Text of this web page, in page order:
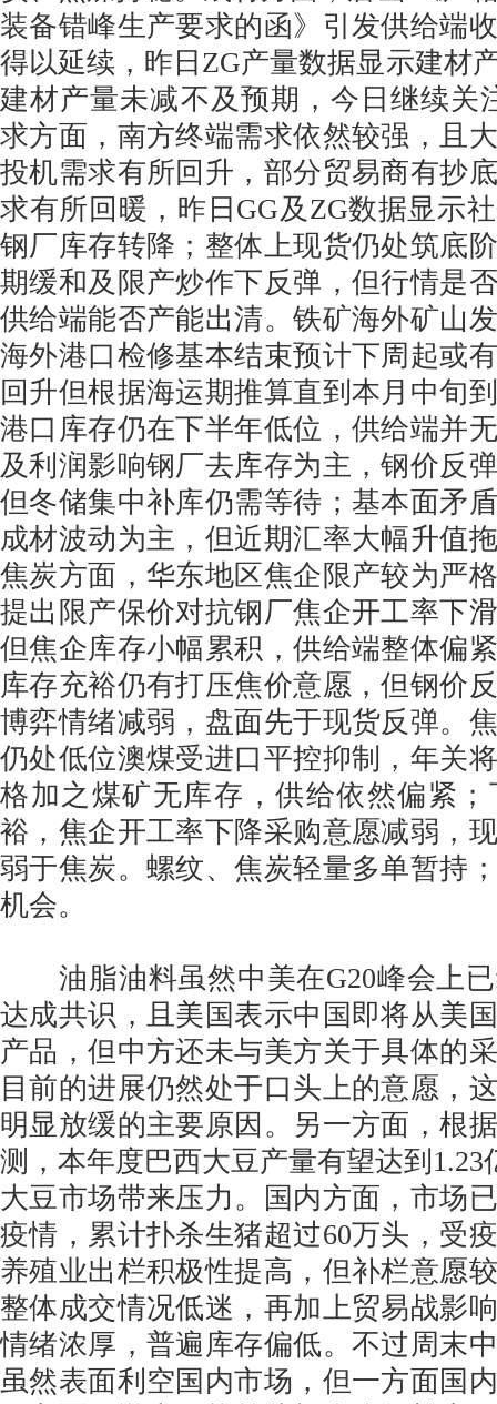
装备错峰生产要求的函》引发供给端
得以延续，昨日ZG产量数据显示建材
建材产量未减不及预期，今日继续关
求方面，南方终端需求依然较强，且
投机需求有所回升，部分贸易商有抄
求有所回暖，昨日GG及ZG数据显示
钢厂库存转降；整体上现货仍处筑底
期缓和及限产炒作下反弹，但行情是
供给端能否产能出清。铁矿海外矿山
海外港口检修基本结束预计下周起或
回升但根据海运期推算直到本月中旬
港口库存仍在下半年低位，供给端并
及利润影响钢厂去库存为主，钢价反
但冬储集中补库仍需等待；基本面矛
成材波动为主，但近期汇率大幅升值
焦炭方面，华东地区焦企限产较为严
提出限产保价对抗钢厂焦企开工率下
但焦企库存小幅累积，供给端整体偏
库存充裕仍有打压焦价意愿，但钢价
博弈情绪减弱，盘面先于现货反弹。
仍处低位澳煤受进口平控抑制，年关
格加之煤矿无库存，供给依然偏紧
裕，焦企开工率下降采购意愿减弱，
弱于焦炭。螺纹、焦炭轻量多单暂持
机会。
油脂油料虽然中美在G20峰会上已
达成共识，且美国表示中国即将从美
产品，但中方还未与美方关于具体的
目前的进展仍然处于口头上的意愿，
明显放缓的主要原因。另一方面，根
测，本年度巴西大豆产量有望达到1.23
大豆市场带来压力。国内方面，市场
疫情，累计扑杀生猪超过60万头，受
养殖业出栏积极性提高，但补栏意愿
整体成交情况低迷，再加上贸易战影
情绪浓厚，普遍库存偏低。不过周末
虽然表面利空国内市场，但一方面国